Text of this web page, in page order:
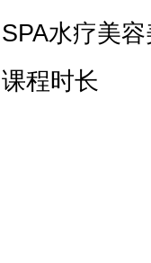
SPA水疗美
课程时长